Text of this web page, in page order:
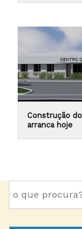
Construção
arranca hoje